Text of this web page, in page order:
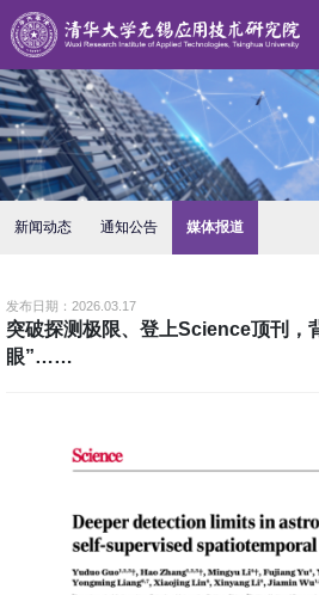
新闻动态 通知公告 媒体报道
突破探测极限、登上Science顶刊，
眼”……
发布日期：2026.03.17